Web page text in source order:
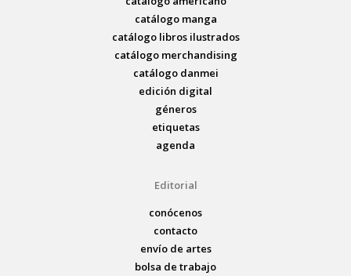
catálogo manga
catálogo libros ilustrados
catálogo merchandising
catálogo danmei
edición digital
géneros
etiquetas
agenda
Editorial
conócenos
contacto
envío de artes
bolsa de trabajo